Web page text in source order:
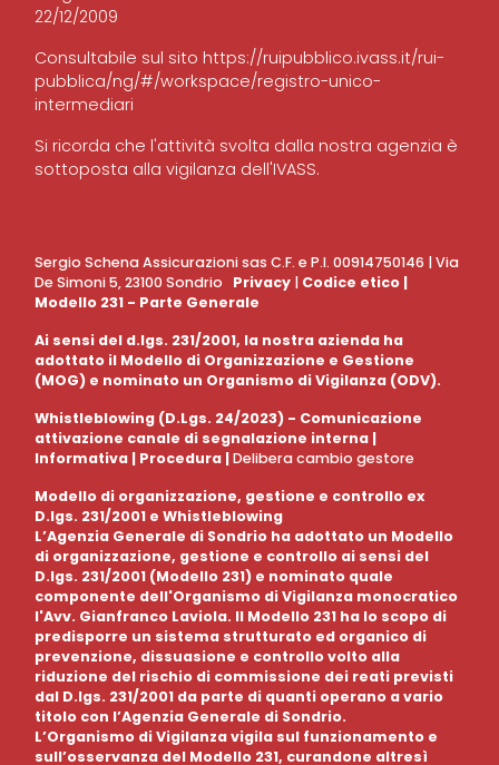
22/12/2009
Consultabile sul sito https://ruipubblico.ivass.it/rui-
pubblica/ng/#/workspace/registro-unico-
intermediari
Si ricorda che l'attività svolta dalla nostra agenzia è
sottoposta alla vigilanza dell'IVASS.
Sergio Schena Assicurazioni sas C.F. e P.I. 00914750146 | Via
De Simoni 5, 23100 Sondrio Privacy | Codice etico |
Modello 231 - Parte Generale
Ai sensi del d.lgs. 231/2001, la nostra azienda ha
adottato il Modello di Organizzazione e Gestione
(MOG) e nominato un Organismo di Vigilanza (ODV).
Whistleblowing (D.Lgs. 24/2023) - Comunicazione
attivazione canale di segnalazione interna |
Informativa | Procedura |Delibera cambio gestore
Modello di organizzazione, gestione e controllo ex
D.lgs. 231/2001 e Whistleblowing
L’Agenzia Generale di Sondrio ha adottato un Modello
di organizzazione, gestione e controllo ai sensi del
D.lgs. 231/2001 (Modello 231) e nominato quale
componente dell'Organismo di Vigilanza monocratico
l'Avv. Gianfranco Laviola. Il Modello 231 ha lo scopo di
predisporre un sistema strutturato ed organico di
prevenzione, dissuasione e controllo volto alla
riduzione del rischio di commissione dei reati previsti
dal D.lgs. 231/2001 da parte di quanti operano a vario
titolo con l’Agenzia Generale di Sondrio.
L’Organismo di Vigilanza vigila sul funzionamento e
sull’osservanza del Modello 231, curandone altresì